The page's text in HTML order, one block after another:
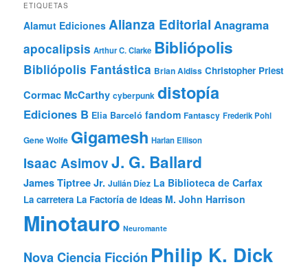
ETIQUETAS
Alamut Ediciones Alianza Editorial Anagrama
apocalipsis Arthur C. Clarke Bibliópolis
Bibliópolis Fantástica Brian Aldiss Christopher Priest
Cormac McCarthy cyberpunk distopía
Ediciones B Elia Barceló fandom Fantascy Frederik Pohl
Gene Wolfe Gigamesh Harlan Ellison
Isaac AsimovJ. G. Ballard
James Tiptree Jr. Julián Díez La Biblioteca de Carfax
La carretera La Factoría de Ideas M. John Harrison
Minotauro Neuromante
Nova Ciencia Ficción Philip K. Dick